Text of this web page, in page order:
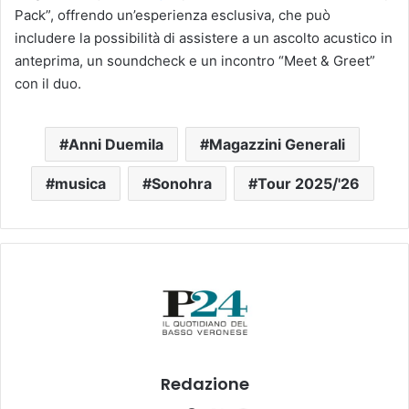
Pack”, offrendo un’esperienza esclusiva, che può
includere la possibilità di assistere a un ascolto acustico in
anteprima, un soundcheck e un incontro “Meet & Greet”
con il duo.
Anni Duemila Magazzini Generali
musica Sonohra Tour 2025/'26
Redazione